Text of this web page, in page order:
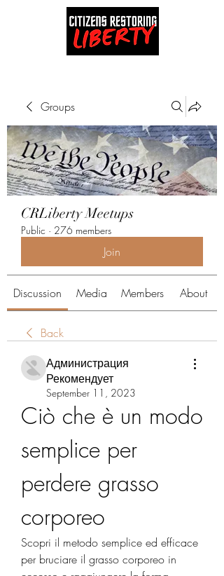
Groups
CRLiberty Meetups
Public · 276 members
Join
Discussion Media Members About
Back
Администрация
Рекомендует
September 11, 2023
Ciò che è un modo
semplice per
perdere grasso
corporeo
Scopri il metodo semplice ed efficace
per bruciare il grasso corporeo in